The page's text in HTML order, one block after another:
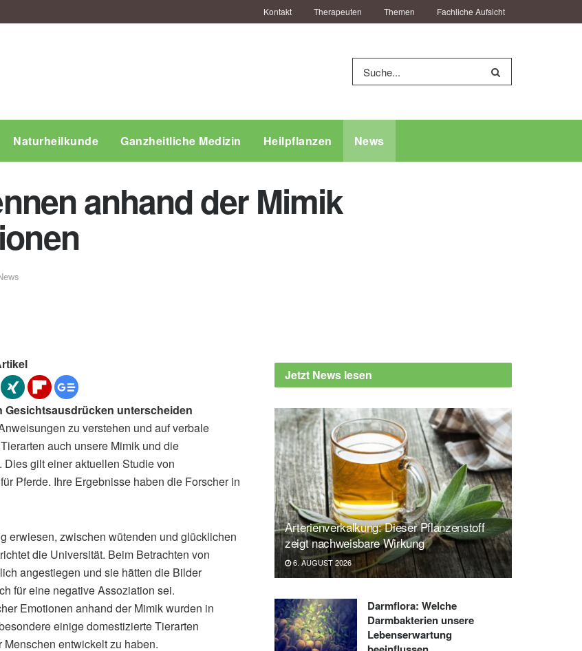
Kontakt Therapeuten Themen Fachliche Aufsicht
Naturheilkunde Ganzheitliche Medizin Heilpflanzen News
anhand der Mimik
unterscheiden
zu verstehen und auf verbale
auch unsere Mimik und die
gilt einer aktuellen Studie von
Pferde. Ihre Ergebnisse haben die Forscher in
erwiesen, zwischen wütenden und glücklichen
die Universität. Beim Betrachten von
angestiegen und sie hätten die Bilder
für eine negative Assoziation sei.
Emotionen anhand der Mimik wurden in
einige domestizierte Tierarten
entwickelt zu haben.
Jetzt News lesen
Arterienverkalkung: Dieser Pflanzenstoff
zeigt nachweisbare Wirkung
6. AUGUST 2026
Darmflora: Welche
Darmbakterien unsere
Lebenserwartung